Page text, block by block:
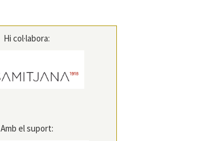
Hi col·labora:
Amb el suport: